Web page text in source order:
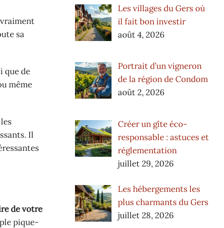
sa
que de
même
Il
de votre
pique-
Les villages du Gers où
il fait bon investir
août 4, 2026
Portrait d’un vigneron
de la région de Condom
août 2, 2026
Créer un gîte éco-
responsable : astuces et
réglementation
juillet 29, 2026
Les hébergements les
plus charmants du Gers
juillet 28, 2026